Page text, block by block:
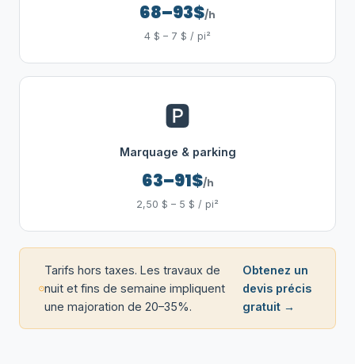
68–93$/h
4 $ – 7 $ / pi²
🅿️
Marquage & parking
63–91$/h
2,50 $ – 5 $ / pi²
Tarifs hors taxes. Les travaux de
nuit et fins de semaine impliquent
une majoration de 20–35%.
Obtenez un
devis précis
gratuit →